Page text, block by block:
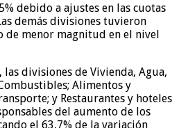
debido a ajustes en las cuotas
demás divisiones tuvieron
de menor magnitud en el nivel
divisiones de Vivienda, Agua,
Alimentos y
y Restaurantes y hoteles
del aumento de los
el 63,7% de la variación